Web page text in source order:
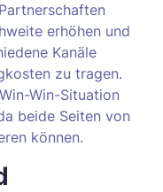
erhöhen und
Kanäle
zu tragen.
Win-Situation
beide Seiten von
können.